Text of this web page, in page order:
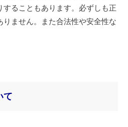
することもあります。必ずしも正
ません。また合法性や安全性な
て